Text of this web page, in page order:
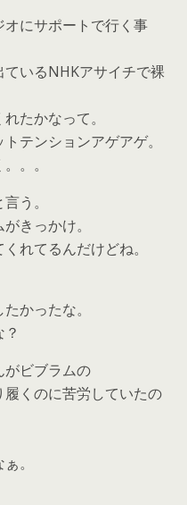
にサポートで行く事
いるNHKアサイチで裸
たかなって。
テンションアゲアゲ。
。。
う。
きっかけ。
れてるんだけどね。
かったな。
がビブラムの
くのに苦労していたの
。